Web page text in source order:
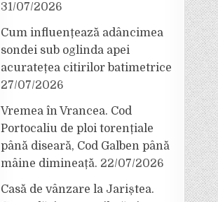
31/07/2026
Cum influențează adâncimea
sondei sub oglinda apei
acuratețea citirilor batimetrice
27/07/2026
Vremea în Vrancea. Cod
Portocaliu de ploi torențiale
până diseară, Cod Galben până
mâine dimineață. 22/07/2026
Casă de vânzare la Jariștea.